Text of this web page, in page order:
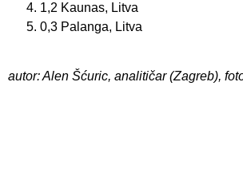
1,2 Kaunas, Litva
0,3 Palanga, Litva
autor: Alen Šćuric, analitičar (Zagreb),